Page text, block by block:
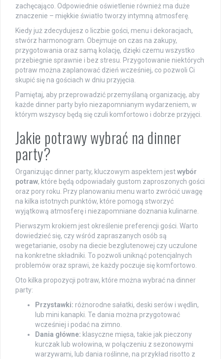
zachęcająco. Odpowiednie oświetlenie również ma duże
znaczenie – miękkie światło tworzy intymną atmosferę.
Kiedy już zdecydujesz o liczbie gości, menu i dekoracjach,
stwórz harmonogram. Obejmuje on czas na zakupy,
przygotowania oraz samą kolację, dzięki czemu wszystko
przebiegnie sprawnie i bez stresu. Przygotowanie niektórych
potraw można zaplanować dzień wcześniej, co pozwoli Ci
skupić się na gościach w dniu przyjęcia.
Pamiętaj, aby przeprowadzić przemyślaną organizację, aby
każde dinner party było niezapomnianym wydarzeniem, w
którym wszyscy będą się czuli komfortowo i dobrze przyjęci.
Jakie potrawy wybrać na dinner
party?
Organizując dinner party, kluczowym aspektem jestwybór
potraw, które będą odpowiadały gustom zaproszonych gości
oraz pory roku. Przy planowaniu menu warto zwrócić uwagę
na kilka istotnych punktów, które pomogą stworzyć
wyjątkową atmosferę i niezapomniane doznania kulinarne.
Pierwszym krokiem jest określenie preferencji gości. Warto
dowiedzieć się, czy wśród zapraszanych osób są
wegetarianie, osoby na diecie bezglutenowej czy uczulone
na konkretne składniki. To pozwoli uniknąć potencjalnych
problemów oraz sprawi, że każdy poczuje się komfortowo.
Oto kilka propozycji potraw, które można wybrać na dinner
party:
Przystawki: różnorodne sałatki, deski serów i wędlin,
lub mini kanapki. Te dania można przygotować
wcześniej i podać na zimno.
Dania główne: klasyczne mięsa, takie jak pieczony
kurczak lub wołowina, w połączeniu z sezonowymi
warzywami, lub dania roślinne, na przykład risotto z